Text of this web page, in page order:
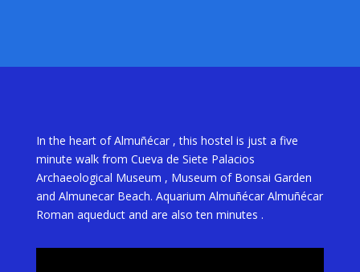
In the heart of Almuñécar , this hostel is just a five
minute walk from Cueva de Siete Palacios
Archaeological Museum , Museum of Bonsai Garden
and Almunecar Beach. Aquarium Almuñécar Almuñécar
Roman aqueduct and are also ten minutes .